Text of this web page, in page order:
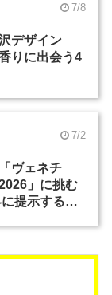
7/8
デザイン
りに出会う4
7/2
ヴェネチ
」に挑む
提示する美